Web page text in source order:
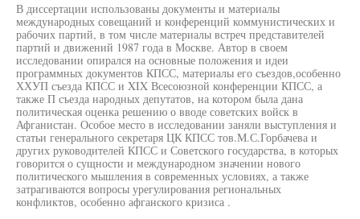
В диссертации использованы документы и материалы
международных совещаний и конференций коммунистических и
рабочих партий, в том числе материалы встреч представителей
партий и движений 1987 года в Москве. Автор в своем
исследовании опирался на основные положения и идеи
программных документов КПСС, материалы его съездов,особенно
ХХУП съезда КПСС и XIX Всесоюзной конференции КПСС, а
также П съезда народных депутатов, на котором была дана
политическая оценка решению о вводе советских войск в
Афганистан. Особое место в исследовании заняли выступления и
статьи генерального секретаря ЦК КПСС тов.М.С.Горбачева и
других руководителей КПСС и Советского государства, в которых
говорится о сущности и международном значении нового
политического мышления в современных условиях, а также
затрагиваются вопросы урегулирования региональных
конфликтов, особенно афганского кризиса .